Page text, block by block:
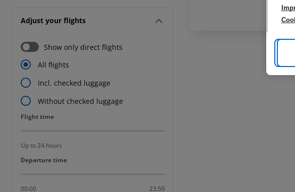
Adjust your flights
Show only direct flights
All flights
Incl. checked luggage
Without checked luggage
Flight time
Flight time
Up to 24 hours
Departure time
Departure time
00:00 23:59